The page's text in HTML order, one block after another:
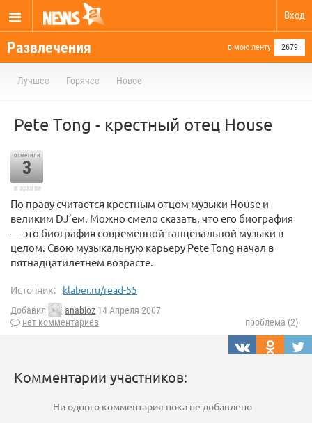
Вход
Развлечения в мою ленту 2679
Лучшее Горячее Новое
Pete Tong - крестный отец House
отметили
3
в архиве
По праву считается крестным отцом музыки House и
великим DJ’eм. Можно смело сказать, что его биография
— это биография современной танцевальной музыки в
целом. Свою музыкальную карьеру Pete Tong начал в
пятнадцатилетнем возрасте.
Источник: klaber.ru/read-55
Добавил anabioz 14 Апреля 2007
нет комментариев
проблема (2)
Комментарии участников:
Ни одного комментария пока не добавлено